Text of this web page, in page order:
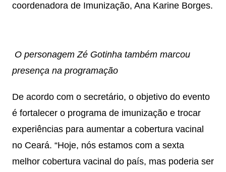
coordenadora de Imunização, Ana Karine Borges.
O personagem Zé Gotinha também marcou
presença na programação
De acordo com o secretário, o objetivo do evento
é fortalecer o programa de imunização e trocar
experiências para aumentar a cobertura vacinal
no Ceará. “Hoje, nós estamos com a sexta
melhor cobertura vacinal do país, mas poderia ser